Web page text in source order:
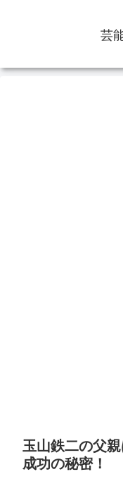
芸
玉山鉄二の父
成功の秘密！